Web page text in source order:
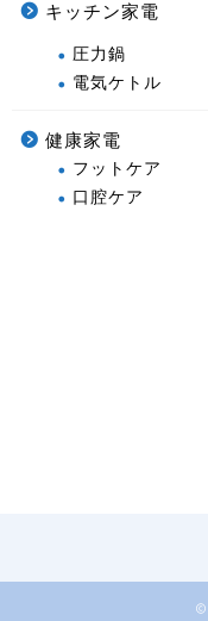
キッチン家電
圧力鍋
電気ケトル
健康家電
フットケア
口腔ケア